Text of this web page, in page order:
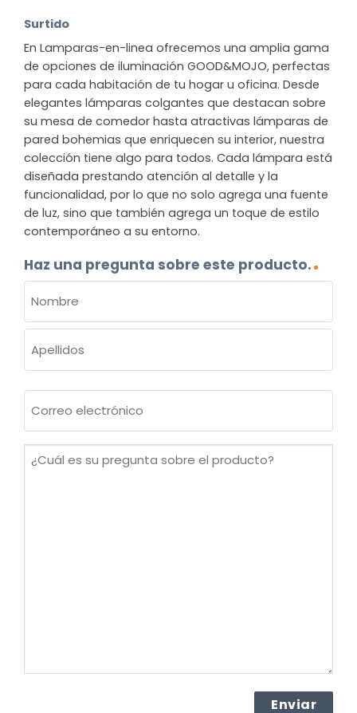
Surtido
En Lamparas-en-linea ofrecemos una amplia gama
de opciones de iluminación GOOD&MOJO, perfectas
para cada habitación de tu hogar u oficina. Desde
elegantes lámparas colgantes que destacan sobre
su mesa de comedor hasta atractivas lámparas de
pared bohemias que enriquecen su interior, nuestra
colección tiene algo para todos. Cada lámpara está
diseñada prestando atención al detalle y la
funcionalidad, por lo que no solo agrega una fuente
de luz, sino que también agrega un toque de estilo
contemporáneo a su entorno.
Haz una pregunta sobre este producto.
(OBLIGATORIO)
Nombre
electrónico
¿Cuál